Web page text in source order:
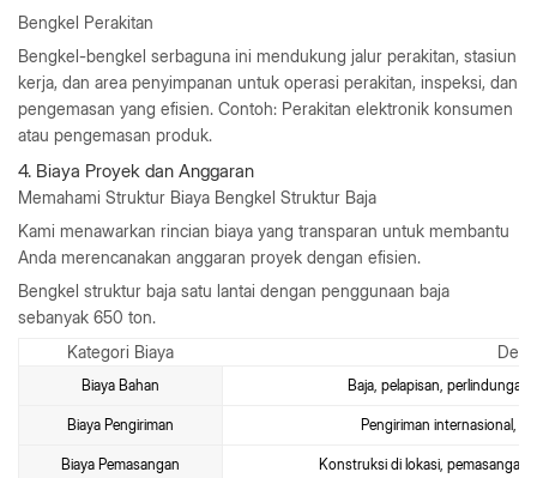
Bengkel Perakitan
Bengkel-bengkel serbaguna ini mendukung jalur perakitan, stasiun
kerja, dan area penyimpanan untuk operasi perakitan, inspeksi, dan
pengemasan yang efisien. Contoh: Perakitan elektronik konsumen
atau pengemasan produk.
4. Biaya Proyek dan Anggaran
Memahami Struktur Biaya Bengkel Struktur Baja
Kami menawarkan rincian biaya yang transparan untuk membantu
Anda merencanakan anggaran proyek dengan efisien.
Bengkel struktur baja satu lantai dengan penggunaan baja
sebanyak 650 ton.
Kategori Biaya
Biaya Bahan Baja, pelapisan, perlindungan
Biaya Pengiriman Pengiriman internasional,
Biaya Pemasangan Konstruksi di lokasi, pemasangan